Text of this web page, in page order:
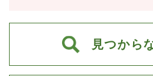
見つから